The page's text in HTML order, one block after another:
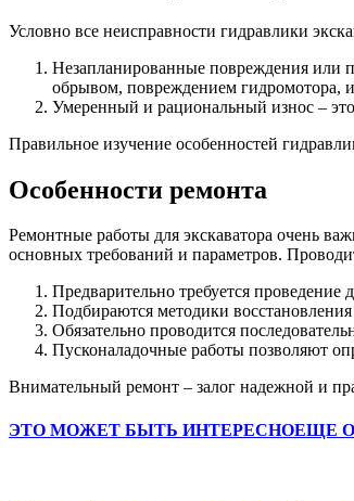
Условно все неисправности гидравлики
Незапланированные повреждения или
обрывом, повреждением гидромотора,
Умеренный и рациональный износ –
Правильное изучение особенностей
Особенности ремонта
Ремонтные работы для экскаватора очень
основных требований и параметров.
Предварительно требуется
Подбираются методики
Обязательно проводится
Пусконаладочные работы позволяют
Внимательный ремонт – залог надежной и
ЭТО МОЖЕТ БЫТЬ ИНТЕРЕСНОЕЩЕ